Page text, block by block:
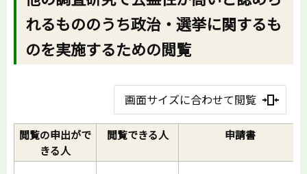
れるもののうち政治・選挙に関するも
のを実施するための閲覧
画面サイズに合わせて閲覧
閲覧の申出がで
きる人
閲覧できる人 申請書